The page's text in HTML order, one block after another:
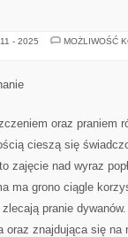
- 2025
MOŻLIWOŚĆ
oraz praniem
cieszą się
zajęcie nad wyraz
ma grono ciągle
pranie
oraz znajdująca się